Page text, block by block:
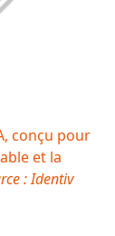
conçu pour
et la
: Identiv